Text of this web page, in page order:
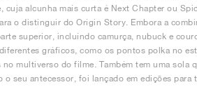
cuja alcunha mais curta é Next Chapter ou
o distinguir do Origin Story. Embora a
superior, incluindo camurça, nubuck e
gráficos, como os pontos polka no
multiverso do filme. Também tem uma sola
o seu antecessor, foi lançado em edições